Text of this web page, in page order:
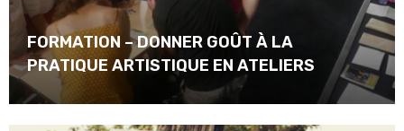
FORMATION – DONNER GOÛT À LA
PRATIQUE ARTISTIQUE EN ATELIERS